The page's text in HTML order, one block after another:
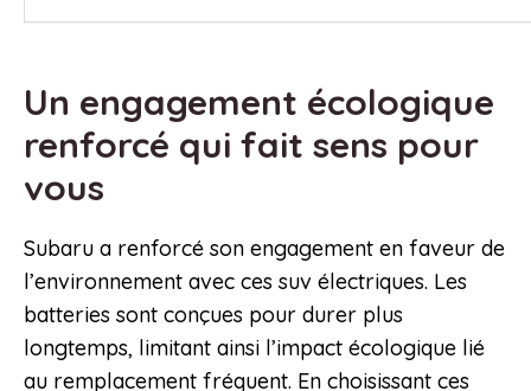
Un engagement écologique
renforcé qui fait sens pour
vous
Subaru a renforcé son engagement en faveur de
l’environnement avec ces suv électriques. Les
batteries sont conçues pour durer plus
longtemps, limitant ainsi l’impact écologique lié
au remplacement fréquent. En choisissant ces